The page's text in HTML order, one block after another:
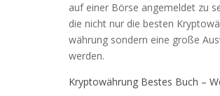
auf einer Börse angemeldet zu
die nicht nur die besten
währung sondern eine große
werden.
Kryptowährung Bestes Buch –